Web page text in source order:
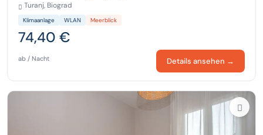
Turanj, Biograd
Klimaanlage WLAN Meerblick
74,40 €
ab / Nacht Details ansehen →